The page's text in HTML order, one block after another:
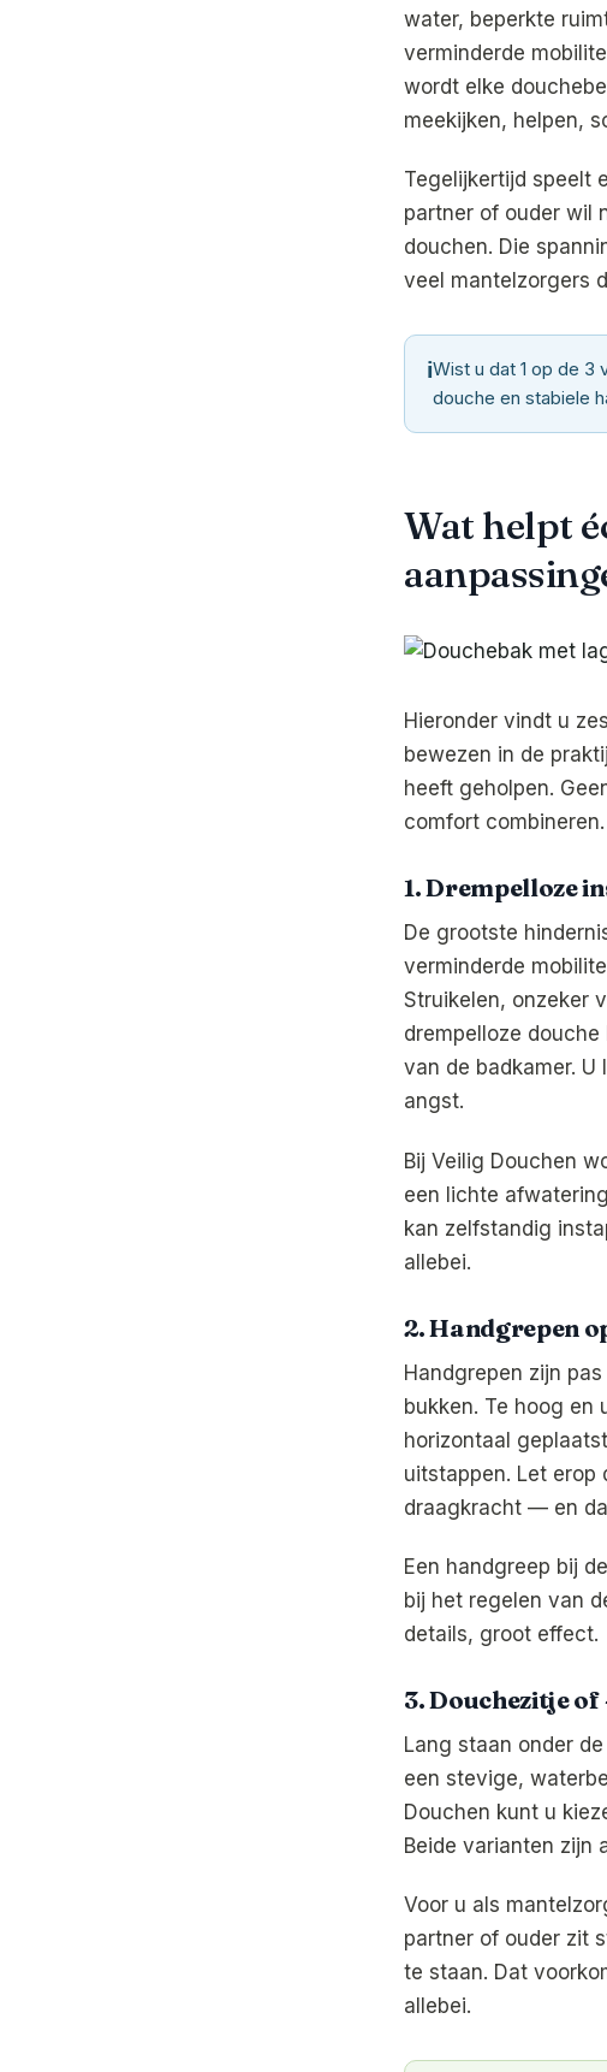
water, beperkte
verminderde
wordt elke
meekijken, helpen,
Tegelijkertijd speelt
partner of ouder wil
douchen. Die
veel mantelzorgers
ℹWist u dat 1 op de 3
douche en stabiele
Wat helpt
Hieronder vindt u
bewezen in de
heeft geholpen.
comfort combineren.
1. Drempelloze
De grootste
verminderde
Struikelen, onzeker
drempelloze
van de badkamer.
angst.
Bij Veilig Douchen
een lichte
kan zelfstandig
allebei.
2. Handgrepen
Handgrepen zijn
bukken. Te hoog en
horizontaal
uitstappen. Let
draagkracht — en
Een handgreep bij
bij het regelen van
details, groot effect.
3. Douchezitje
Lang staan onder
een stevige,
Douchen kunt u
Beide varianten zijn
Voor u als
partner of ouder zit
te staan. Dat
allebei.